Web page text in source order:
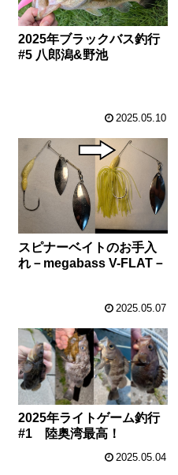
2025年ブラックバス釣行
#5 八郎潟&野池
2025.05.10
スピナーベイトのお手入
れ－megabass V-FLAT－
2025.05.07
2025年ライトゲーム釣行
#1 陸奥湾最高！
2025.05.04